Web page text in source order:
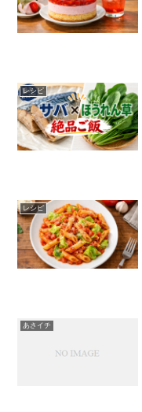
レシピ
レシピ
あさイチ